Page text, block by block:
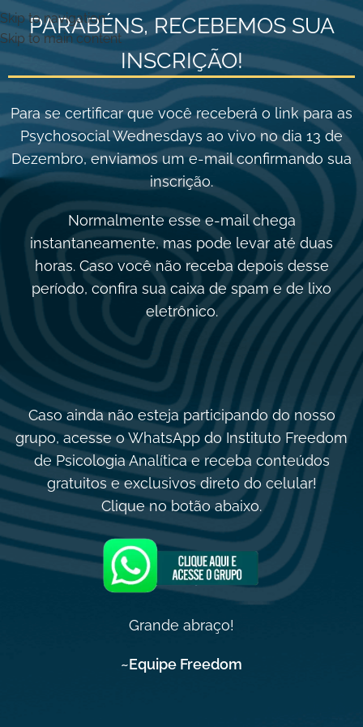
Skip to navigation
Skip to main content
PARABÉNS, RECEBEMOS SUA
INSCRIÇÃO!
Para se certificar que você receberá o link para as
Psychosocial Wednesdays ao vivo no dia 13 de
Dezembro, enviamos um e-mail confirmando sua
inscrição.
Normalmente esse e-mail chega
instantaneamente, mas pode levar até duas
horas. Caso você não receba depois desse
período, confira sua caixa de spam e de lixo
eletrônico.
Caso ainda não esteja participando do nosso
grupo, acesse o WhatsApp do Instituto Freedom
de Psicologia Analítica e receba conteúdos
gratuitos e exclusivos direto do celular!
Clique no botão abaixo.
Grande abraço!
~Equipe Freedom